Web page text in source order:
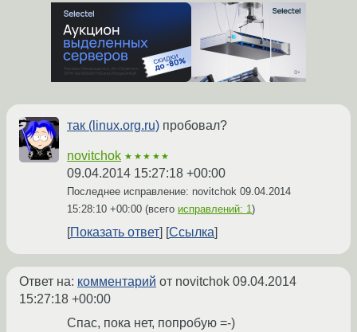
так (linux.org.ru) пробовал?
novitchok ★★★★★
09.04.2014 15:27:18 +00:00
Последнее исправление: novitchok 09.04.2014
15:28:10 +00:00 (всего исправлений: 1)
Показать ответ Ссылка
Ответ на: комментарий от novitchok 09.04.2014
15:27:18 +00:00
Спас, пока нет, попробую =-)